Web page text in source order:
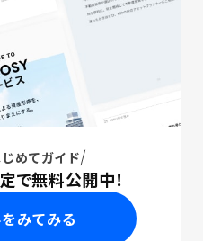
めてガイド
で無料公開中！
みてみる